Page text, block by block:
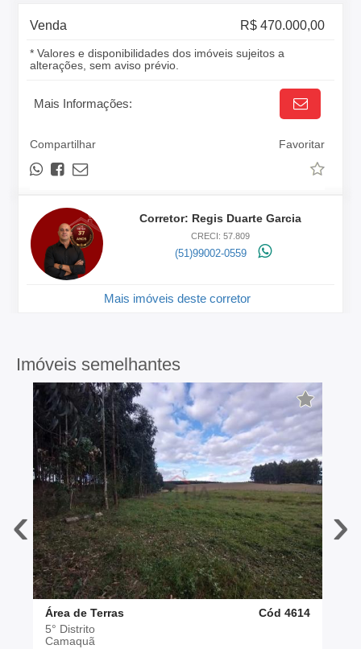
Venda R$ 470.000,00
* Valores e disponibilidades dos imóveis sujeitos a
alterações, sem aviso prévio.
Mais Informações:
Compartilhar Favoritar
Corretor: Regis Duarte Garcia
CRECI: 57.809
(51)99002-0559
Mais imóveis deste corretor
Imóveis semelhantes
‹
Área de Terras
Cód 4614
5° Distrito
Camaquã
›